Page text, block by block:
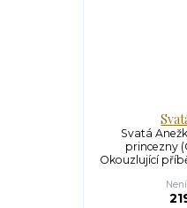
Svatá
princezny
Okouzlující